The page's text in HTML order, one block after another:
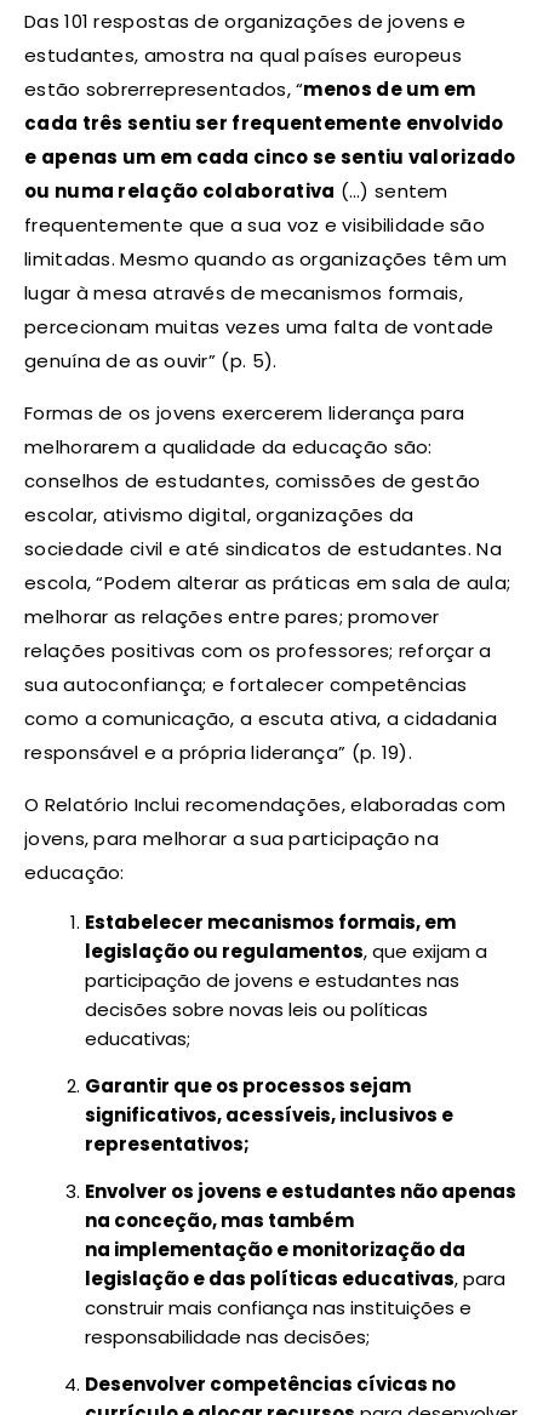
Das 101 respostas de organizações de jovens e
estudantes, amostra na qual países europeus
estão sobrerrepresentados, “menos de um em
cada três sentiu ser frequentemente envolvido
e apenas um em cada cinco se sentiu valorizado
ou numa relação colaborativa (…) sentem
frequentemente que a sua voz e visibilidade são
limitadas. Mesmo quando as organizações têm um
lugar à mesa através de mecanismos formais,
percecionam muitas vezes uma falta de vontade
genuína de as ouvir” (p. 5).
Formas de os jovens exercerem liderança para
melhorarem a qualidade da educação são:
conselhos de estudantes, comissões de gestão
escolar, ativismo digital, organizações da
sociedade civil e até sindicatos de estudantes. Na
escola, “Podem alterar as práticas em sala de aula;
melhorar as relações entre pares; promover
relações positivas com os professores; reforçar a
sua autoconfiança; e fortalecer competências
como a comunicação, a escuta ativa, a cidadania
responsável e a própria liderança” (p. 19).
O Relatório Inclui recomendações, elaboradas com
jovens, para melhorar a sua participação na
educação:
Estabelecer mecanismos formais, em
legislação ou regulamentos, que exijam a
participação de jovens e estudantes nas
decisões sobre novas leis ou políticas
educativas;
Garantir que os processos sejam
significativos, acessíveis, inclusivos e
representativos;
Envolver os jovens e estudantes não apenas
na conceção, mas também
na implementação e monitorização da
legislação e das políticas educativas, para
construir mais confiança nas instituições e
responsabilidade nas decisões;
Desenvolver competências cívicas no